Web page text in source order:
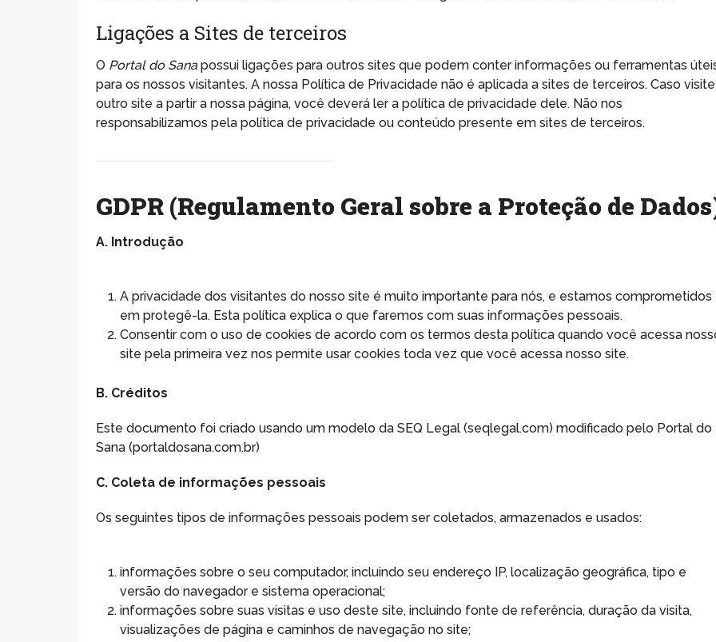
Ligações a Sites de terceiros
O Portal do Sanapossui ligações para outros sites que podem conter informações ou ferramentas
para os nossos visitantes. A nossa Política de Privacidade não é aplicada a sites de terceiros. Caso visite
outro site a partir a nossa página, você deverá ler a política de privacidade dele. Não nos
responsabilizamos pela política de privacidade ou conteúdo presente em sites de terceiros.
GDPR (Regulamento Geral sobre a Proteção de
A. Introdução
A privacidade dos visitantes do nosso site é muito importante para nós, e estamos comprometidos
em protegê-la. Esta política explica o que faremos com suas informações pessoais.
Consentir com o uso de cookies de acordo com os termos desta política quando você acessa
site pela primeira vez nos permite usar cookies toda vez que você acessa nosso site.
B. Créditos
Este documento foi criado usando um modelo da SEQ Legal (seqlegal.com) modificado pelo Portal do
Sana (portaldosana.com.br)
C. Coleta de informações pessoais
Os seguintes tipos de informações pessoais podem ser coletados, armazenados e usados:
informações sobre o seu computador, incluindo seu endereço IP, localização geográfica, tipo e
versão do navegador e sistema operacional;
informações sobre suas visitas e uso deste site, incluindo fonte de referência, duração da visita,
visualizações de página e caminhos de navegação no site;